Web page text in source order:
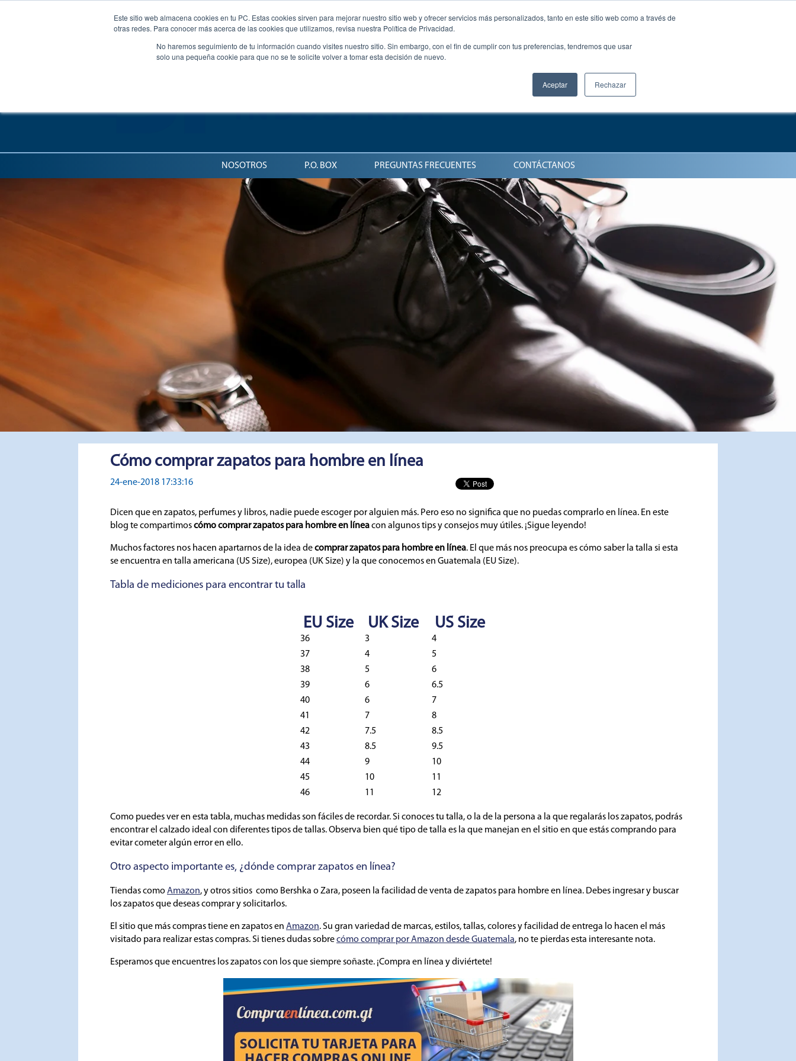
Este sitio web almacena cookies en tu PC. Estas cookies sirven para mejorar nuestro sitio web y ofrecer servicios más personalizados, tanto en este sitio web como a través de
otras redes. Para conocer más acerca de las cookies que utilizamos, revisa nuestra Política de Privacidad.
No haremos seguimiento de tu información cuando visites nuestro sitio. Sin embargo, con el fin de cumplir con tus preferencias, tendremos que usar
solo una pequeña cookie para que no se te solicite volver a tomar esta decisión de nuevo.
Aceptar Rechazar
NOSOTROS P.O. BOX PREGUNTAS FRECUENTES CONTÁCTANOS
Cómo comprar zapatos para hombre en línea
24-ene-2018 17:33:16
Dicen que en zapatos, perfumes y libros, nadie puede escoger por alguien más. Pero eso no significa que no puedas comprarlo en línea. En este
blog te compartimoscómo comprar zapatos para hombre en líneacon algunos tips y consejos muy útiles. ¡Sigue leyendo!
Muchos factores nos hacen apartarnos de la idea decomprar zapatos para hombre en línea. El que más nos preocupa es cómo saber la talla si esta
se encuentra en talla americana (US Size), europea (UK Size) y la que conocemos en Guatemala (EU Size).
Tabla de mediciones para encontrar tu talla
EU Size UK Size US Size
36 3
4
37
4
5
38
5
6
39
6
6.5
40
6
7
41
7
8
42
7.5
8.5
43
8.5
9.5
44
9
10
45
10
11
46
11 12
Como puedes ver en esta tabla, muchas medidas son fáciles de recordar. Si conoces tu talla, o la de la persona a la que regalarás los zapatos, podrás
encontrar el calzado ideal con diferentes tipos de tallas. Observa bien qué tipo de talla es la que manejan en el sitio en que estás comprando para
evitar cometer algún error en ello.
Otro aspecto importante es, ¿dónde comprar zapatos en línea?
Tiendas comoAmazon, y otros sitios como Bershka o Zara, poseen la facilidad de venta de zapatos para hombre en línea. Debes ingresar y buscar
los zapatos que deseas comprar y solicitarlos.
El sitio que más compras tiene en zapatos en Amazon. Su gran variedad de marcas, estilos, tallas, colores y facilidad de entrega lo hacen el más
visitado para realizar estas compras. Si tienes dudas sobrecómo comprar por Amazon desde Guatemala, no te pierdas esta interesante nota.
Esperamos que encuentres los zapatos con los que siempre soñaste. ¡Compra en línea y diviértete!